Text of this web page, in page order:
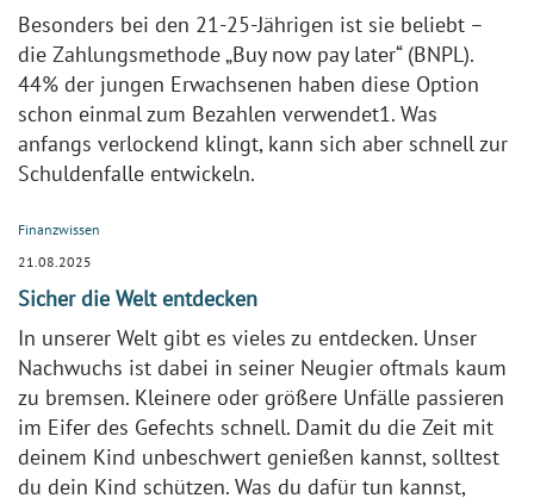
Besonders bei den 21-25-Jährigen ist sie beliebt –
die Zahlungsmethode „Buy now pay later“ (BNPL).
44% der jungen Erwachsenen haben diese Option
schon einmal zum Bezahlen verwendet1. Was
anfangs verlockend klingt, kann sich aber schnell zur
Schuldenfalle entwickeln.
Finanzwissen
21.08.2025
Sicher die Welt entdecken
In unserer Welt gibt es vieles zu entdecken. Unser
Nachwuchs ist dabei in seiner Neugier oftmals kaum
zu bremsen. Kleinere oder größere Unfälle passieren
im Eifer des Gefechts schnell. Damit du die Zeit mit
deinem Kind unbeschwert genießen kannst, solltest
du dein Kind schützen. Was du dafür tun kannst,